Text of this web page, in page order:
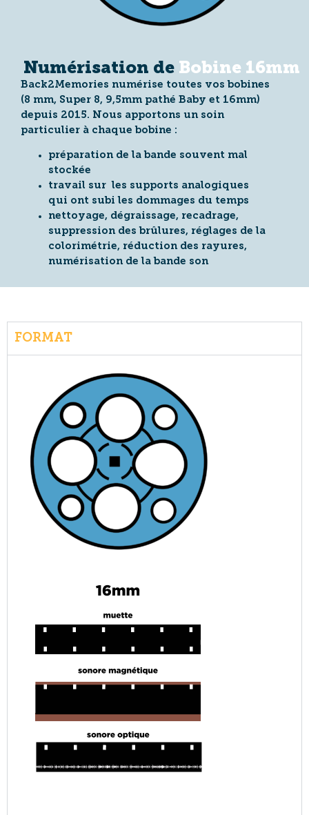
Numérisation de Bobine 16mm
Back2Memories numérise toutes vos bobines
(8 mm, Super 8, 9,5mm pathé Baby et 16mm)
depuis 2015. Nous apportons un soin
particulier à chaque bobine :
préparation de la bande souvent mal
stockée
travail sur les supports analogiques
qui ont subi les dommages du temps
nettoyage, dégraissage, recadrage,
suppression des brûlures, réglages de la
colorimétrie, réduction des rayures,
numérisation de la bande son
FORMAT